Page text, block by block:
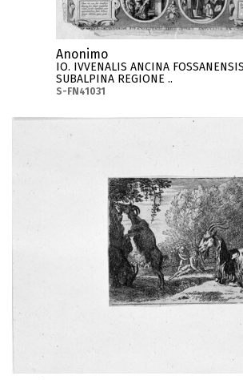
Anonimo
IO. IVVENALIS ANCINA
SUBALPINA REGIONE ..
S-FN41031